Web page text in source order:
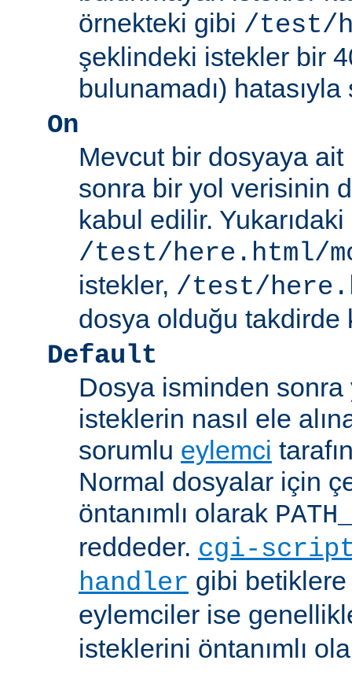
örnekteki gibi /test/
şeklindeki istekler bir
bulunamadı) hatasıyla
On
Mevcut bir dosyaya
sonra bir yol verisinin
kabul edilir.
/test/here.html/
istekler, /test/
dosya olduğu takdirde
Default
Dosya isminden
isteklerin nasıl ele
sorumlu eylemci
Normal dosyalar için
öntanımlı olarak
reddeder. cgi-
handler gibi
eylemciler ise
isteklerini öntanımlı